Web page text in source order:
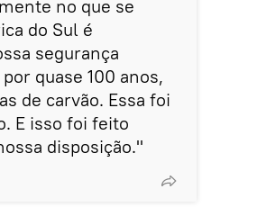
no que se
do Sul é
segurança
quase 100 anos,
de carvão. Essa foi
E isso foi feito
disposição."